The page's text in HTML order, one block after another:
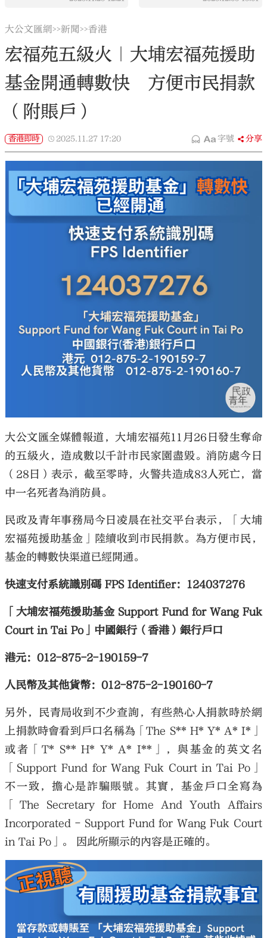
大公文匯網>>新聞>>香港
宏福苑五級火｜大埔宏福苑援助
基金開通轉數快 方便市民捐款
（附賬戶）
香港即時 2025.11.27 17:20 字號 分享
大公文匯全媒體報道，大埔宏福苑11月26日發生奪命
的五級火，造成數以千計市民家園盡毀。消防處今日
（28日）表示，截至零時，火警共造成83人死亡，當
中一名死者為消防員。
民政及青年事務局今日凌晨在社交平台表示，「大埔
宏福苑援助基金」陸續收到市民捐款。為方便市民，
基金的轉數快渠道已經開通。
快速支付系統識別碼 FPS Identifier：124037276
「大埔宏福苑援助基金 Support Fund for Wang Fuk
Court in Tai Po」中國銀行（香港）銀行戶口
港元：012-875-2-190159-7
人民幣及其他貨幣：012-875-2-190160-7
另外，民青局收到不少查詢，有些熱心人捐款時於網
上捐款時會看到戶口名稱為「The S** H* Y* A* I*」
或者「T* S** H* Y* A* I**」，與基金的英文名
「Support Fund for Wang Fuk Court in Tai Po」
不一致，擔心是詐騙賬號。其實，基金戶口全寫為
「The Secretary for Home And Youth Affairs
Incorporated - Support Fund for Wang Fuk Court
in Tai Po」。 因此所顯示的內容是正確的。